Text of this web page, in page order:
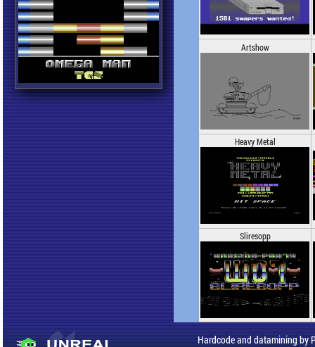
Artshow
Heavy Metal
Sliresopp
Hardcode and datamining by